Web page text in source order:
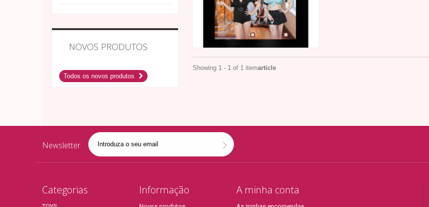
NOVOS PRODUTOS
Todos os novos produtos
Showing 1 - 1 of 1 itemarticle
Newsletter
Categorias Informação A minha conta